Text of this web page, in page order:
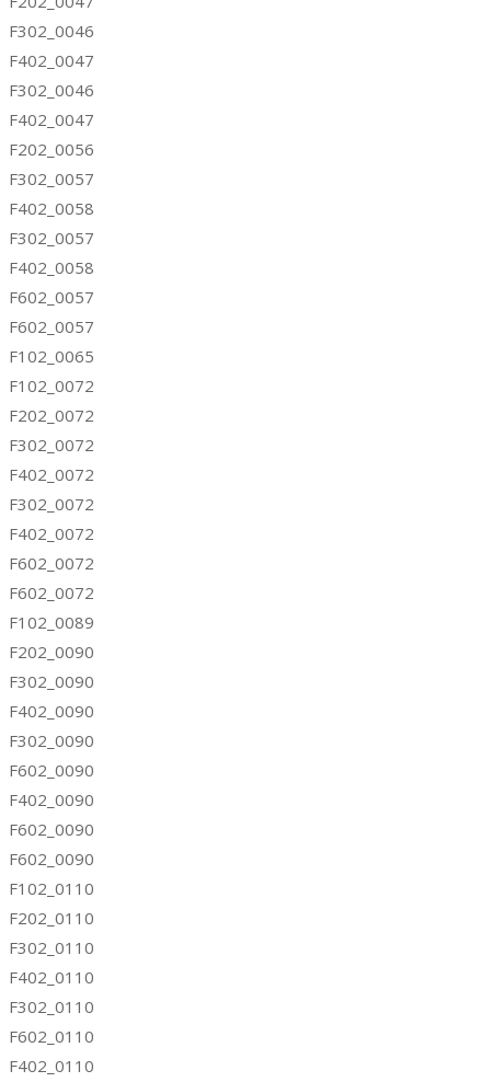
F302_0046
F402_0047
F302_0046
F402_0047
F202_0056
F302_0057
F402_0058
F302_0057
F402_0058
F602_0057
F602_0057
F102_0065
F102_0072
F202_0072
F302_0072
F402_0072
F302_0072
F402_0072
F602_0072
F602_0072
F102_0089
F202_0090
F302_0090
F402_0090
F302_0090
F602_0090
F402_0090
F602_0090
F602_0090
F102_0110
F202_0110
F302_0110
F402_0110
F302_0110
F602_0110
F402_0110